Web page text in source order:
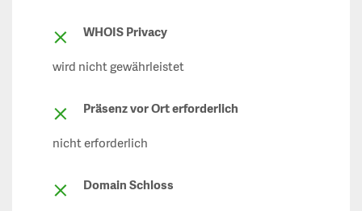
WHOIS Privacy
wird nicht gewährleistet
Präsenz vor Ort erforderlich
nicht erforderlich
Domain Schloss